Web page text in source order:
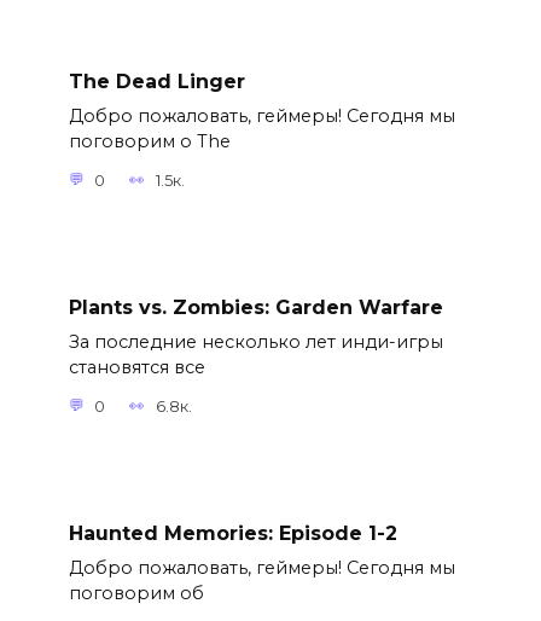
The Dead Linger
Добро пожаловать, геймеры! Сегодня мы
поговорим о The
0 1.5к.
Plants vs. Zombies: Garden Warfare
За последние несколько лет инди-игры
становятся все
0 6.8к.
Haunted Memories: Episode 1-2
Добро пожаловать, геймеры! Сегодня мы
поговорим об